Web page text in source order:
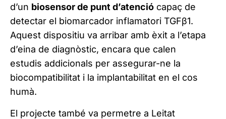
d’un biosensor de punt d’atenció capaç de
detectar el biomarcador inflamatori TGFβ1.
Aquest dispositiu va arribar amb èxit a l’etapa
d’eina de diagnòstic, encara que calen
estudis addicionals per assegurar-ne la
biocompatibilitat i la implantabilitat en el cos
humà.
El projecte també va permetre a Leitat